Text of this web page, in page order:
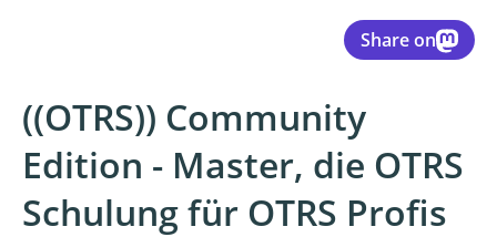
Share on
((OTRS)) Community
Edition - Master, die OTRS
Schulung für OTRS Profis